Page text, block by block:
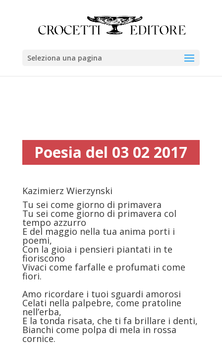
Seleziona una pagina
Poesia del 03 02 2017
Kazimierz Wierzynski
Tu sei come giorno di primavera
Tu sei come giorno di primavera col
tempo azzurro
E del maggio nella tua anima porti i
poemi,
Con la gioia i pensieri piantati in te
fioriscono
Vivaci come farfalle e profumati come
fiori.
Amo ricordare i tuoi sguardi amorosi
Celati nella palpebre, come pratoline
nell’erba,
E la tonda risata, che ti fa brillare i denti,
Bianchi come polpa di mela in rossa
cornice.